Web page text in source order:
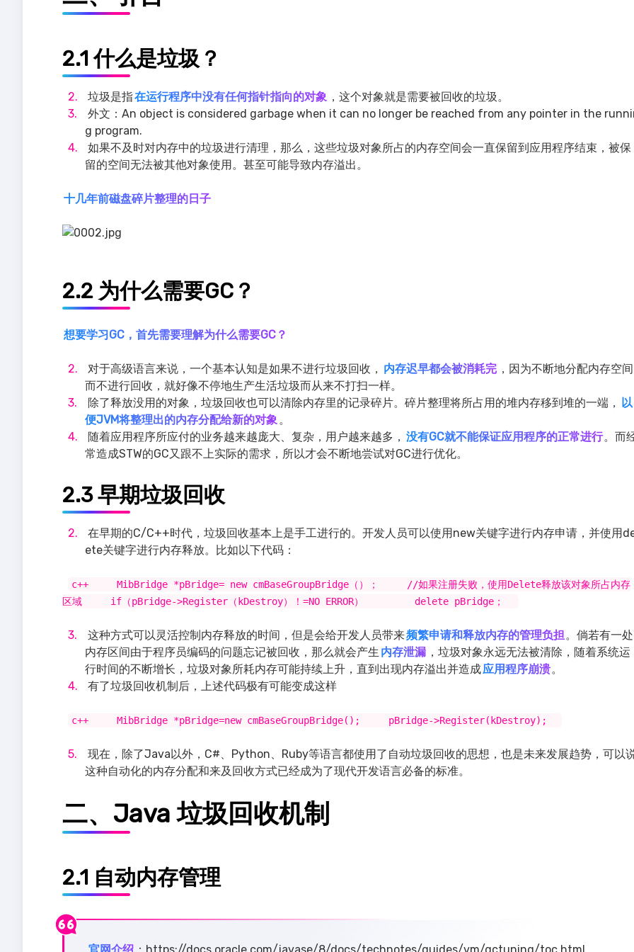
2.1 什么是垃圾？
垃圾是指在运行程序中没有任何指针指向的对象 ，这个对象就是需要被回收的垃圾。
外文：An object is considered garbage when it can no longer be reached from any pointer in the
g program.
如果不及时对内存中的垃圾进行清理，那么，这些垃圾对象所占的内存空间会一直保留到应用程序结束，被保
留的空间无法被其他对象使用。甚至可能导致内存溢出。
十几年前磁盘碎片整理的日子
2.2 为什么需要GC？
想要学习GC，首先需要理解为什么需要GC？
对于高级语言来说，一个基本认知是如果不进行垃圾回收， 内存迟早都会被消耗完 ，因为不断地分配内存空间
而不进行回收，就好像不停地生产生活垃圾而从来不打扫一样。
除了释放没用的对象，垃圾回收也可以清除内存里的记录碎片。碎片整理将所占用的堆内存移到堆的一端， 以
便JVM将整理出的内存分配给新的对象。
随着应用程序所应付的业务越来越庞大、复杂，用户越来越多， 没有GC就不能保证应用程序的正常进行。而
常造成STW的GC又跟不上实际的需求，所以才会不断地尝试对GC进行优化。
2.3 早期垃圾回收
在早期的C/C++时代，垃圾回收基本上是手工进行的。开发人员可以使用new关键字进行内存申请，并使用
ete关键字进行内存释放。比如以下代码：
c++ MibBridge *pBridge= new cmBaseGroupBridge（）； //如果注册失败，使用Delete释放该对象所占内存
区域 if（pBridge->Register（kDestroy）！=NO ERROR） delete pBridge；
这种方式可以灵活控制内存释放的时间，但是会给开发人员带来频繁申请和释放内存的管理负担。倘若有一处
内存区间由于程序员编码的问题忘记被回收，那么就会产生 内存泄漏 ，垃圾对象永远无法被清除，随着系统运
行时间的不断增长，垃圾对象所耗内存可能持续上升，直到出现内存溢出并造成应用程序崩溃。
有了垃圾回收机制后，上述代码极有可能变成这样
c++ MibBridge *pBridge=new cmBaseGroupBridge(); pBridge->Register(kDestroy);
现在，除了Java以外，C#、Python、Ruby等语言都使用了自动垃圾回收的思想，也是未来发展趋势，可以
这种自动化的内存分配和来及回收方式已经成为了现代开发语言必备的标准。
二、Java 垃圾回收机制
2.1 自动内存管理